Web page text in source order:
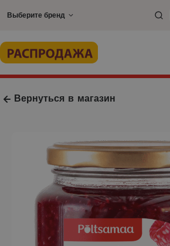
Выберите бренд
Вернуться в магазин